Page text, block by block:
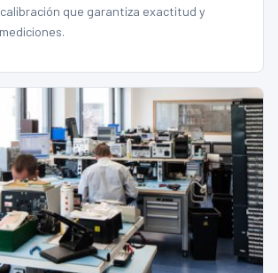
que garantiza exactitud y